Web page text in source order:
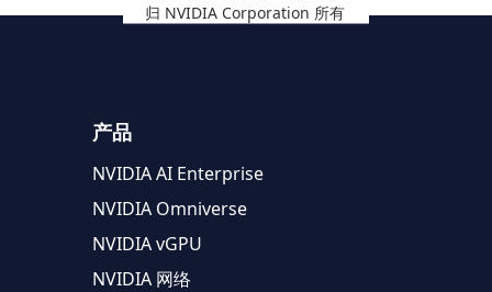
归 NVIDIA Corporation 所有
产品
NVIDIA AI Enterprise
NVIDIA Omniverse
NVIDIA vGPU
NVIDIA 网络